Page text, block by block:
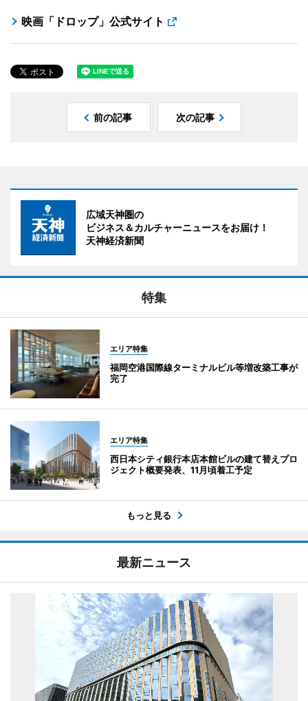
映画「ドロップ」公式サイト
前の記事 次の記事
広域天神圏の
ビジネス＆カルチャーニュースをお届け！
天神経済新聞
特集
エリア特集
福岡空港国際線ターミナルビル等増改築工事が
完了
エリア特集
西日本シティ銀行本店本館ビルの建て替えプロ
ジェクト概要発表、11月頃着工予定
もっと見る
最新ニュース